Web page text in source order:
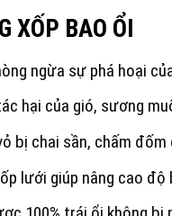
XỐP BAO ỔI
ngừa sự phá hoại
hại của gió, sương
bị chai sần, chấm đốm
lưới giúp nâng cao